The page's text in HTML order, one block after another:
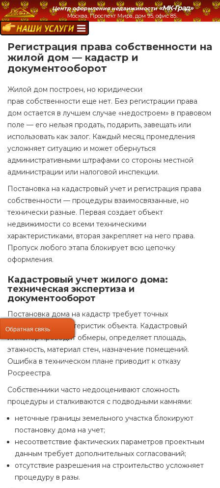
Центр оформления недвижимости «МК-Град»
Москва, Проспект Мира, дом 95, офис 85.
НАШИ УСЛУГИ:
Регистрация права собственности на
жилой дом — кадастр и
документооборот
Жилой дом построен, но юридически
прав собственности еще нет. Без регистрации права
дом остается в лучшем случае «недостроем» в правовом
поле — его нельзя продать, подарить, завещать или
использовать как залог. Каждый месяц промедления
усложняет ситуацию и может обернуться
административными штрафами со стороны местной
администрации или налоговой инспекции.
Постановка на кадастровый учет и регистрация права
собственности — процедуры взаимосвязанные, но
технически разные. Первая создает объект
недвижимости со всеми техническими
характеристиками, вторая закрепляет на него права.
Пропуск любого этапа блокирует всю цепочку
оформления.
Кадастровый учет жилого дома:
техническая экспертиза и
документооборот
Постановка дома на кадастр требует точных
технических характеристик объекта. Кадастровый
инженер проводит обмеры, определяет площадь,
этажность, материал стен, назначение помещений.
Ошибка в техническом плане приводит к отказу
Росреестра.
Собственники часто недооценивают сложность
процедуры и сталкиваются с подводными камнями:
неточные границы земельного участка блокируют
постановку дома на учет;
несоответствие фактических параметров проектным
данным требует дополнительных согласований;
отсутствие разрешения на строительство усложняет
процедуру в разы.
Обратная связь
Обратная связь